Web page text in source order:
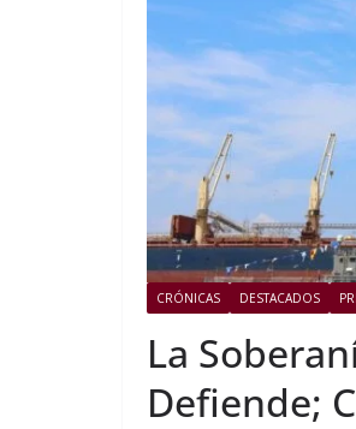
CRÓNICAS DESTACADOS
La
Defiende;